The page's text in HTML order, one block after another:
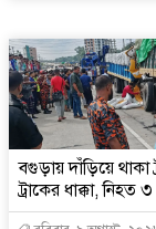
বগুড়ায় দাঁড়িয়ে থাকা
ট্রাকের ধাক্কা, নিহত ৩